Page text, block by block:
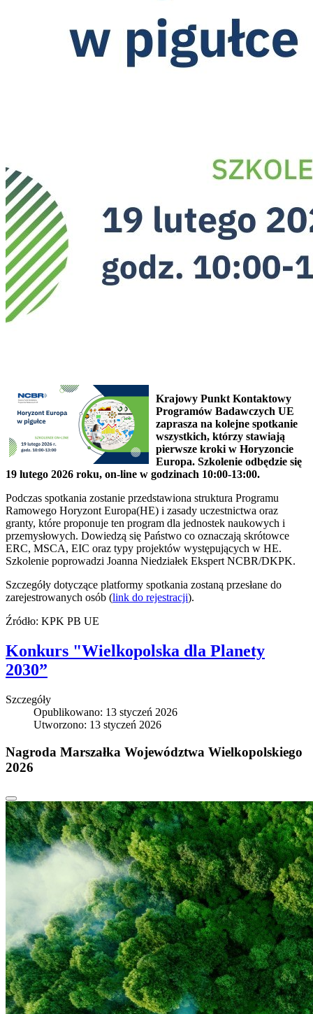
Krajowy Punkt Kontaktowy
Programów Badawczych UE
zaprasza na kolejne spotkanie
wszystkich, którzy stawiają
pierwsze kroki w Horyzoncie
Europa. Szkolenie odbędzie się
19 lutego 2026 roku, on-line w godzinach 10:00-13:00.
Podczas spotkania zostanie przedstawiona struktura Programu
Ramowego Horyzont Europa(HE) i zasady uczestnictwa oraz
granty, które proponuje ten program dla jednostek naukowych i
przemysłowych. Dowiedzą się Państwo co oznaczają skrótowce
ERC, MSCA, EIC oraz typy projektów występujących w HE.
Szkolenie poprowadzi Joanna Niedziałek Ekspert NCBR/DKPK.
Szczegóły dotyczące platformy spotkania zostaną przesłane do
zarejestrowanych osób (link do rejestracji).
Źródło: KPK PB UE
Konkurs "Wielkopolska dla Planety
2030”
Szczegóły
Opublikowano: 13 styczeń 2026
Utworzono: 13 styczeń 2026
Nagroda Marszałka Województwa Wielkopolskiego
2026